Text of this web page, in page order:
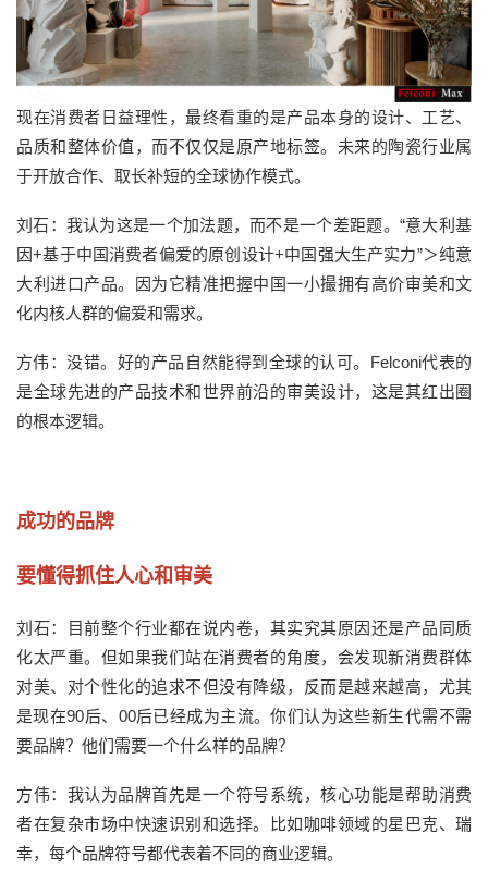
现在消费者日益理性，最终看重的是产品本身的设计、工艺、
品质和整体价值，而不仅仅是原产地标签。未来的陶瓷行业属
于开放合作、取长补短的全球协作模式。
刘石：我认为这是一个加法题，而不是一个差距题。“意大利基
因+基于中国消费者偏爱的原创设计+中国强大生产实力”＞纯意
大利进口产品。因为它精准把握中国一小撮拥有高价审美和文
化内核人群的偏爱和需求。
方伟：没错。好的产品自然能得到全球的认可。Felconi代表的
是全球先进的产品技术和世界前沿的审美设计，这是其红出圈
的根本逻辑。
成功的品牌
要懂得抓住人心和审美
刘石：目前整个行业都在说内卷，其实究其原因还是产品同质
化太严重。但如果我们站在消费者的角度，会发现新消费群体
对美、对个性化的追求不但没有降级，反而是越来越高，尤其
是现在90后、00后已经成为主流。你们认为这些新生代需不需
要品牌？他们需要一个什么样的品牌？
方伟：我认为品牌首先是一个符号系统，核心功能是帮助消费
者在复杂市场中快速识别和选择。比如咖啡领域的星巴克、瑞
幸，每个品牌符号都代表着不同的商业逻辑。